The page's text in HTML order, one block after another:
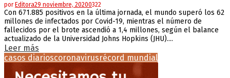
porEditora29 noviembre, 20200322
Con 671.885 positivos en la última jornada, el mundo superó los 62
millones de infectados por Covid-19, mientras el número de
fallecidos por el brote ascendió a 1,4 millones, según el balance
actualizado de la Universidad Johns Hopkins (JHU)....
Leer más
casos diarioscoronavirusrécord mundial